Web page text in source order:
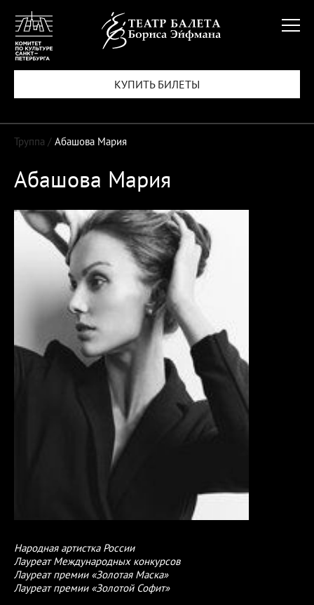
КУПИТЬ БИЛЕТЫ
Труппа / Абашова Мария
Абашова Мария
Народная артистка России
Лауреат Международных конкурсов
Лауреат премии «Золотая Маска»
Лауреат премии «Золотой Софит»